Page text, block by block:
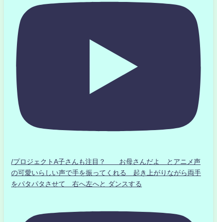
/プロジェクトA子さんも注目？ お母さんだよ とアニメ声
の可愛いらしい声で手を振ってくれる 起き上がりながら両手
をパタパタさせて 右へ左へと ダンスする